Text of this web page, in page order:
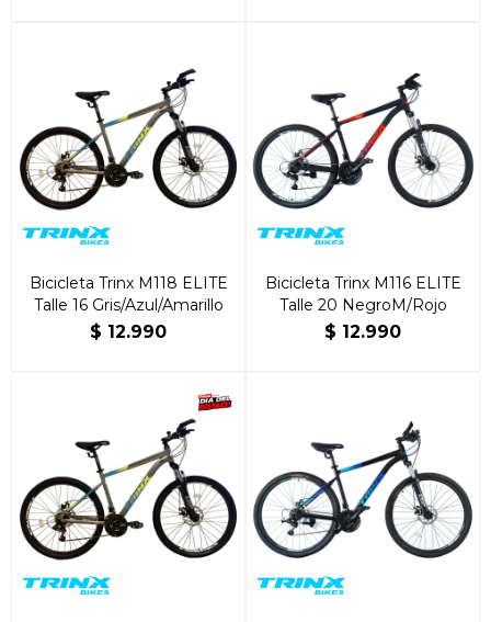
Bicicleta Trinx M118 ELITE
Talle 16 Gris/Azul/Amarillo
$ 12.990
Bicicleta Trinx M116 ELITE
Talle 20 NegroM/Rojo
$ 12.990